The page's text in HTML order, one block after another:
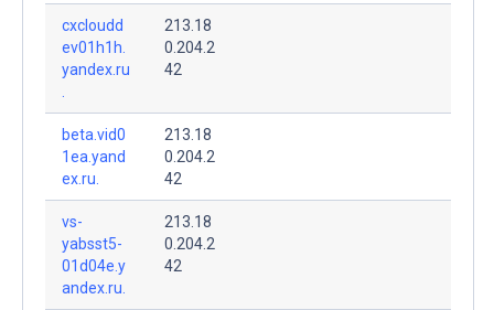
cxcloudd
ev01h1h.
yandex.ru
213.18
0.204.2
42
beta.vid0
1ea.yand
ex.ru.
213.18
0.204.2
42
vs-
yabsst5-
01d04e.y
andex.ru.
213.18
0.204.2
42